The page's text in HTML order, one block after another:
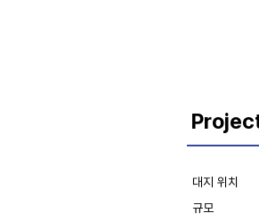
대지 위치
규모